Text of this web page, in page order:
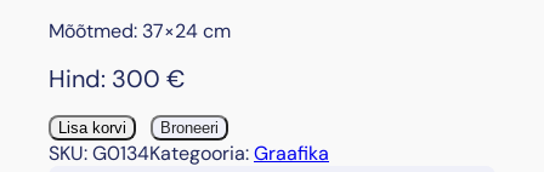
Mõõtmed: 37×24 cm
Hind: 300 €
"
V
Lisa korvi Broneeri
SKU:G0134Kategooria:Graafika